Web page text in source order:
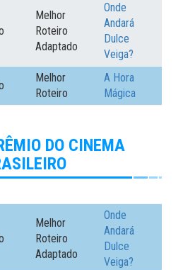
Melhor
Roteiro
Adaptado
Onde
Andará
Dulce
Veiga?
Melhor
Roteiro
A Hora
Mágica
DO CINEMA
Melhor
Roteiro
Adaptado
Onde
Andará
Dulce
Veiga?